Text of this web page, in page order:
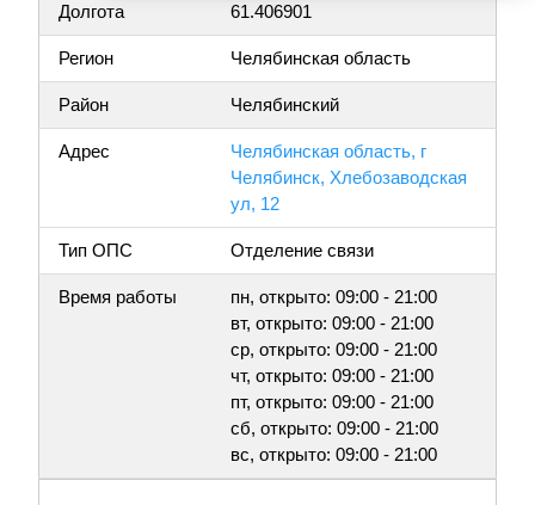
Долгота 61.406901
Регион Челябинская область
Район Челябинский
Адрес
Челябинская область, г
Челябинск, Хлебозаводская
ул, 12
Тип ОПС Отделение связи
Время работы
пн, открыто: 09:00 - 21:00
вт, открыто: 09:00 - 21:00
ср, открыто: 09:00 - 21:00
чт, открыто: 09:00 - 21:00
пт, открыто: 09:00 - 21:00
сб, открыто: 09:00 - 21:00
вс, открыто: 09:00 - 21:00